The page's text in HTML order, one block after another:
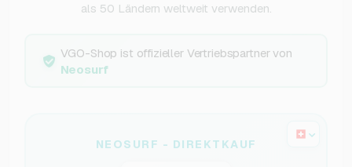
als 50 Ländern weltweit verwenden.
VGO-Shop ist offizieller Vertriebspartner von
Neosurf
NEOSURF - DIREKTKAUF